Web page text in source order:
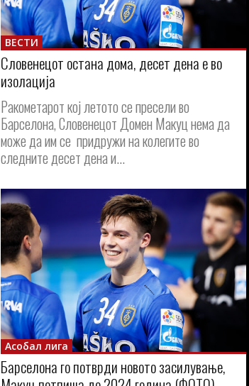
ВЕСТИ
Словенецот остана дома, десет дена е во
изолација
Ракометарот кој летото се пресели во
Барселона, Словенецот Домен Макуц нема да
може да им се придружи на колегите во
следните десет дена и...
Асобал лига
Барселона го потврди новото засилување,